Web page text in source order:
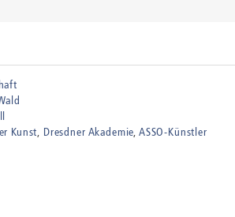
Kunst Dresdner Akademie ASSO-Künstler